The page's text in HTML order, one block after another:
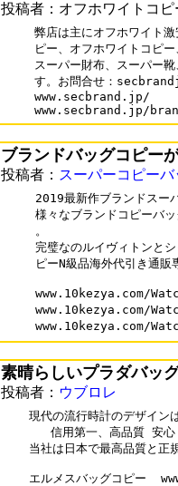
投稿者：オフホワイトコピ
弊店は主にオフホワイト
ピー、オフホワイトコピ
スーパー財布、スーパー
す。お問合せ：
www.secbrand.jp/
www.secbrand.jp/
ブランドバッグコピー
投稿者： スーパーコピーバ
2019最新作ブランドスー
様々なブランドコピーバ
。
完璧なのルイヴィトンと
ピーN級品海外代引き通販
www.10kezya.com/
www.10kezya.com/
www.10kezya.com/
素晴らしいプラダバッ
投稿者： ウブロレ
現代の流行時計のデザイン
信用第一、高品質 安
当社は日本で最高品質と正
エルメスバッグコピー